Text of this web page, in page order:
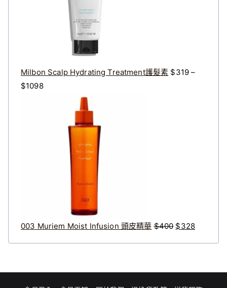
Milbon Scalp Hydrating Treatment護髮素 $319 –
$1098價
$
003 Muriem Moist Infusion 頭皮精華 $400 。
$328